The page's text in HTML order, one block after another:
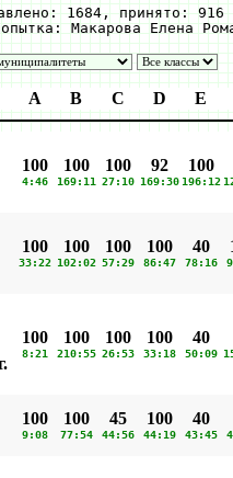
1684, принято: 916
Макарова Елена
A B C D E
100
4:46
100
169:11
100
27:10
92
169:30
100
196:12
100
33:22
100
102:02
100
57:29
100
86:47
40
78:16
100
8:21
100
210:55
100
26:53
100
33:18
40
50:09
100
9:08
100
77:54
45
44:56
100
44:19
40
43:45